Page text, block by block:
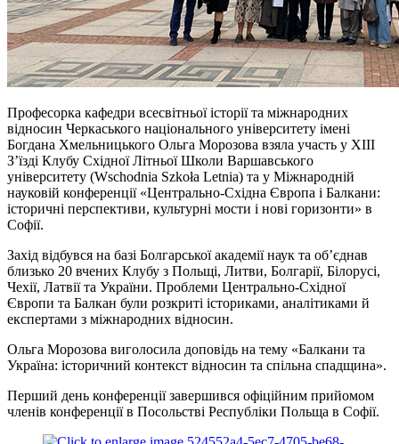
Професорка кафедри всесвітньої історії та міжнародних
відносин Черкаського національного університету імені
Богдана Хмельницького Ольга Морозова взяла участь у XIII
Зʼїзді Клубу Східної Літньої Школи Варшавського
університету (Wschodnia Szkoła Letnia) та у Міжнародній
науковій конференції «Центрально-Східна Європа і Балкани:
історичні перспективи, культурні мости і нові горизонти» в
Софії.
Захід відбувся на базі Болгарської академії наук та обʼєднав
близько 20 вчених Клубу з Польщі, Литви, Болгарії, Білорусі,
Чехії, Латвії та України. Проблеми Центрально-Східної
Європи та Балкан були розкриті істориками, аналітиками й
експертами з міжнародних відносин.
Ольга Морозова виголосила доповідь на тему «Балкани та
Україна: історичний контекст відносин та спільна спадщина».
Перший день конференції завершився офіційним прийомом
членів конференції в Посольстві Республіки Польща в Софії.